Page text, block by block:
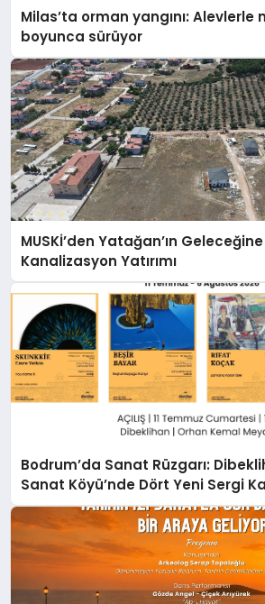
Milas’ta orman yangını:
boyunca sürüyor
MUSKİ’den Yatağan’ın
Kanalizasyon Yatırımı
Bodrum’da Sanat Rüzgarı:
Sanat Köyü’nde Dört Yeni Sergi